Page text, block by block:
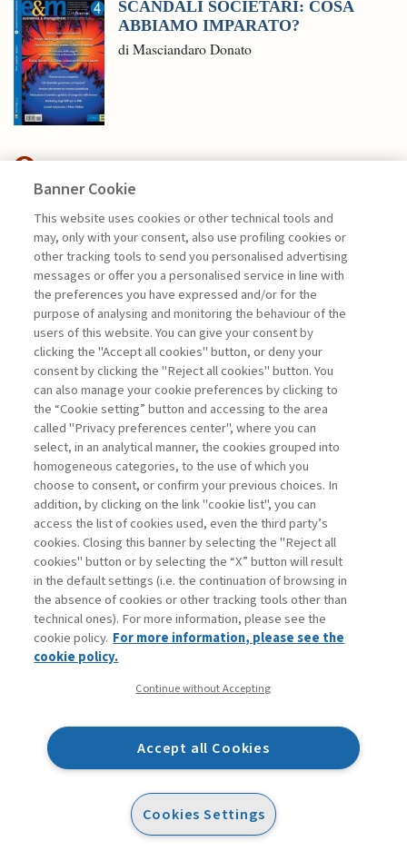
SCANDALI SOCIETARI: COSA
ABBIAMO IMPARATO?
di Masciandaro Donato
ECONOMIA & MERCATI
LA SCRIVANIA DELLO STUDIO
OVALE E I ...
di Gianmarco Ottaviano
La consultazione dei libri è riservata esclusivamente
agli abbonati Premium
Legenda: Accedi Per registrati Per abbonati
Contatti
Abbonamenti
Archivio rubriche
Privacy
Dichiarazione di accessibilità
Mappa del sito
Banner Cookie
This website uses cookies or other technical tools and
may, only with your consent, also use profiling cookies or
other tracking tools to send you personalised advertising
messages or offer you a personalised service in line with
the preferences you have expressed and/or for the
purpose of analysing and monitoring the behaviour of the
users of this website. You can give your consent by
clicking the "Accept all cookies" button, or deny your
consent by clicking the "Reject all cookies" button. You
can also manage your cookie preferences by clicking to
the “Cookie setting” button and accessing to the area
called "Privacy preferences center", where you can
select, in an analytical manner, the cookies grouped into
homogeneous categories, to the use of which you
choose to consent, or confirm your previous choices. In
addition, by clicking on the link "cookie list", you can
access the list of cookies used, even the third party’s
cookies. Closing this banner by selecting the "Reject all
cookies" button or by selecting the “X” button will result
in the default settings (i.e. the continuation of browsing in
the absence of cookies or other tracking tools other than
technical ones). For more information, please see the
cookie policy. For more information, please see the
cookie policy.
Continue without Accepting
Accept all Cookies
Cookies Settings